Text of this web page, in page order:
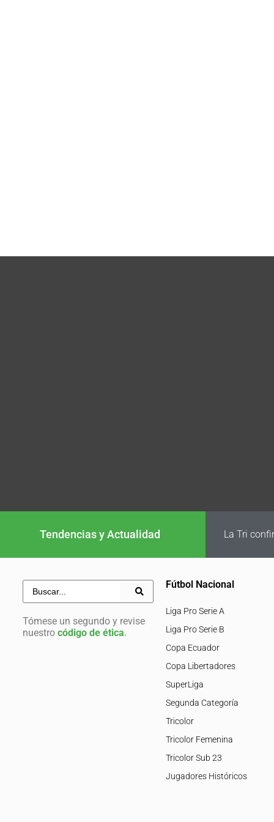
Tendencias y Actualidad La Tri
Tómese un segundo y revise
nuestro código de ética.
Fútbol Nacional
Liga Pro Serie A
Liga Pro Serie B
Copa Ecuador
Copa Libertadores
SuperLiga
Segunda Categoría
Tricolor
Tricolor Femenina
Tricolor Sub 23
Jugadores Históricos